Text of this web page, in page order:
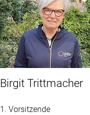
Birgit Trittmacher
1. Vorsitzende